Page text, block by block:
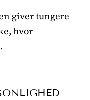
giver tungere
hvor